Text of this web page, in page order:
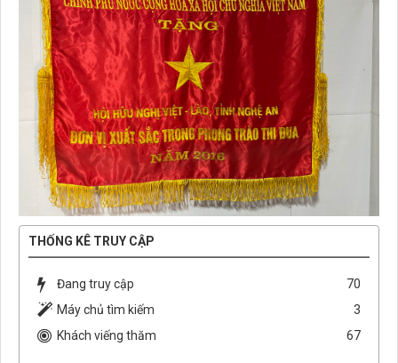
THỐNG KÊ TRUY CẬP
Đang truy cập
70
Máy chủ tìm kiếm
3
Khách viếng thăm
67